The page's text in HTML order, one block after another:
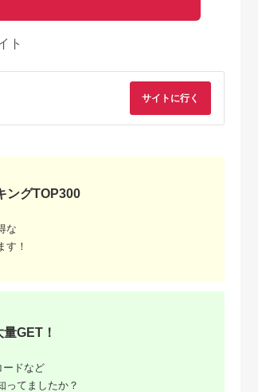
ス
の恵み豚」
市) 都城産
に便利 冷凍
4.7
ク) 豚バラ切り落し
り 「コク」「サッパ
ト
サイトに行く
ングTOP300
な
す！
GET！
ードなど
ってましたか？